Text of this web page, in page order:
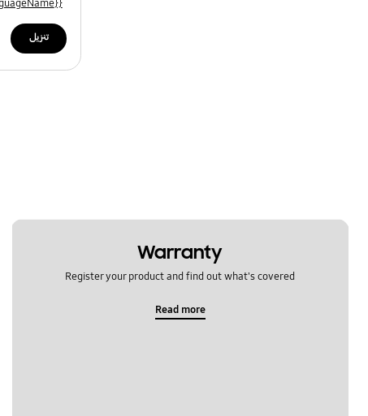
{{file.languageName}}
تنزيل
Warranty
Register your product and find out what's covered
Read more